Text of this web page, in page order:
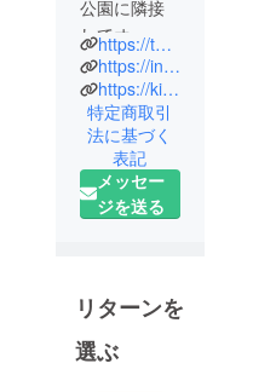
公園に隣接
してオープ
ン。地元の
新鮮な魚介
類や野菜な
どが並び、
誰でも購入
することが
できたが、
影響を受け
て閉鎖。だ
が、町のに
https://twitter.com/kitamaeship
https://instagram.com/kitamaeship?igshid=YmMyMTA2M2Y=
https://kitamae-ship.jp/
特定商取引
法に基づく
表記
メッセー
ジを送る
リターンを
選ぶ